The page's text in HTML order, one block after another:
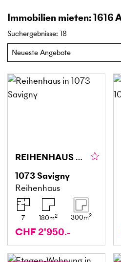
Immobilien mieten: 1616
Suchergebnisse: 18
REIHENHAUS MIT GROSSEM GARTEN UND TERRASSE
1073Savigny
Reihenhaus
7 180m2 300m2
CHF 2'950.-